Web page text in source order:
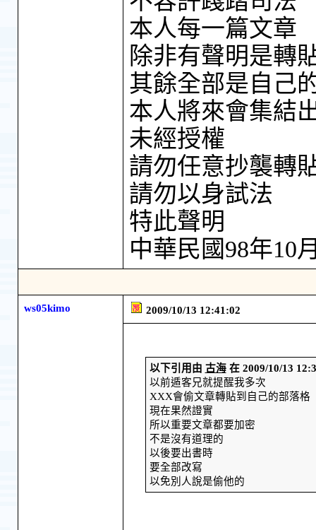
本人每一篇文章
除非有聲明是轉
其餘全部是自己
本人將來會集結
未經授權
請勿任意抄襲轉
請勿以身試法
特此聲明
中華民國98年10
ws05kimo 2009/10/13 12:41:02
以下引用由 古海在 2009/10/13
以前遁客兄就提醒我多次
XXX會偷文章轉貼到自己的部落格
現在果然證實
所以重要文章都要加密
不是沒有道理的
以後要出書時
要全部改寫
以免別人說是偷他的